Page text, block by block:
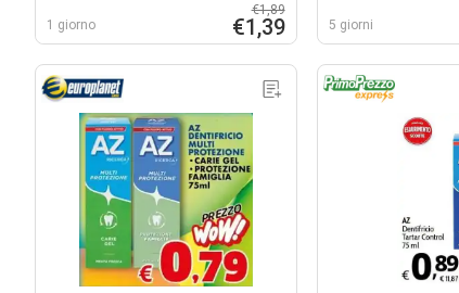
1 giorno
€1,89
€1,39 5 giorni